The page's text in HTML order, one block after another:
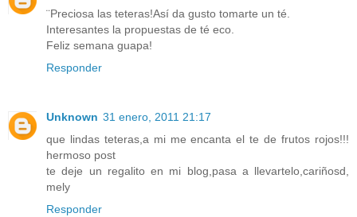
¨Preciosa las teteras!Así da gusto tomarte un té.
Interesantes la propuestas de té eco.
Feliz semana guapa!
Responder
Unknown 31 enero, 2011 21:17
que lindas teteras,a mi me encanta el te de frutos rojos!!!
hermoso post
te deje un regalito en mi blog,pasa a llevartelo,cariñosd,
mely
Responder